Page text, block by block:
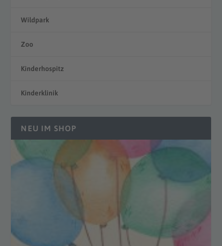
Wildpark
Zoo
Kinderhospitz
Kinderklinik
NEU IM SHOP